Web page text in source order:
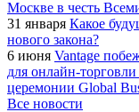
Москве в честь
31 января Какое
нового закона?
6 июня Vantage
для онлайн-
церемонии Global
Все новости